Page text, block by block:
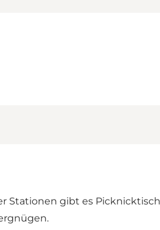
Stationen gibt es